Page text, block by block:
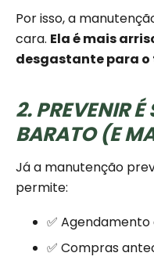
Por isso, a
cara. Ela é mais
desgastante para o
2. PREVENIR
BARATO (E
Já a manutenção
permite:
✅
✅ Compras